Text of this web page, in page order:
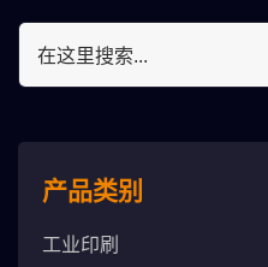
产品类别
工业印刷